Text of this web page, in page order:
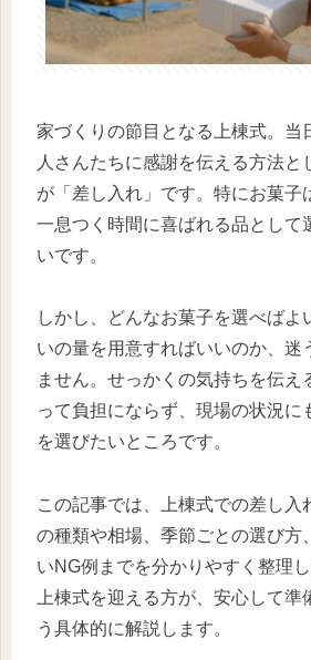
家づくりの節目となる上棟式。当
人さんたちに感謝を伝える方法と
が「差し入れ」です。特にお菓子
一息つく時間に喜ばれる品として
いです。
しかし、どんなお菓子を選べばよ
いの量を用意すればいいのか、迷
ません。せっかくの気持ちを伝え
って負担にならず、現場の状況に
を選びたいところです。
この記事では、上棟式での差し入
の種類や相場、季節ごとの選び方
いNG例までを分かりやすく整理
上棟式を迎える方が、安心して準
う具体的に解説します。